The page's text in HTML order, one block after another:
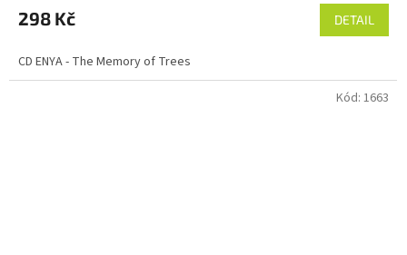
298 Kč DETAIL
CD ENYA - The Memory of Trees
Kód: 1663